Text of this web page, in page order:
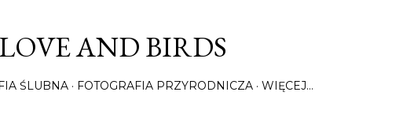
AND BIRDS
ŚLUBNA FOTOGRAFIA PRZYRODNICZA WIĘCEJ…